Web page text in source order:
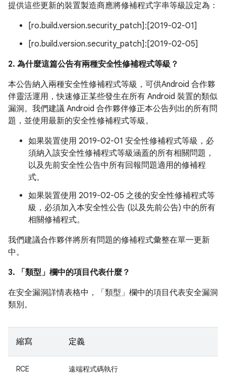
提供這些更新的裝置製造商應將修補程式字串等級設定為：
[ro.build.version.security_patch]:[2019-02-01]
[ro.build.version.security_patch]:[2019-02-05]
2. 為什麼這篇公告有兩種安全性修補程式等級？
本公告納入兩種安全性修補程式等級，可供Android 合作夥
伴靈活運用，快速修正某些發生在所有 Android 裝置的類似
漏洞。我們建議 Android 合作夥伴修正本公告列出的所有問
題，並使用最新的安全性修補程式等級。
如果裝置使用 2019-02-01 安全性修補程式等級，必
須納入該安全性修補程式等級涵蓋的所有相關問題，
以及先前安全性公告中所有回報問題適用的修補程
式。
如果裝置使用 2019-02-05 之後的安全性修補程式等
級，必須加入本安全性公告 (以及先前公告) 中的所有
相關修補程式。
我們建議合作夥伴將所有問題的修補程式彙整在單一更新
中。
3. 「類型」 欄中的項目代表什麼？
在安全漏洞詳情表格中，「類型」 欄中的項目代表安全漏洞
類別。
縮寫 定義
RCE 遠端程式碼執行